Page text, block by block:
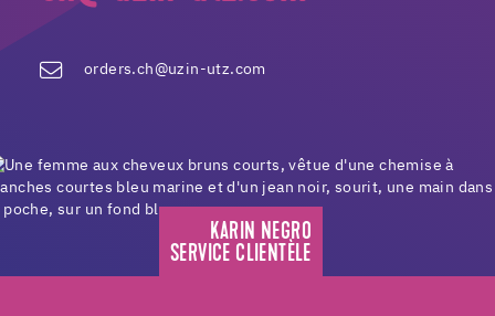
orders.ch@uzin-utz.com
KARIN NEGRO
SERVICE CLIENTÈLE